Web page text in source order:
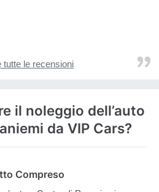
tutte le recensioni
il noleggio dell’auto
da VIP Cars?
Compreso